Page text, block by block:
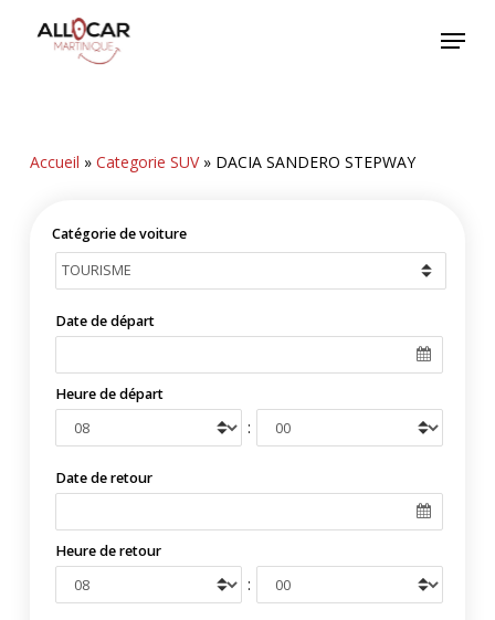
Menu
Accueil » Categorie SUV» DACIA SANDERO STEPWAY
Catégorie de voiture
Date de départ
Heure de départ
:
Date de retour
Heure de retour
: